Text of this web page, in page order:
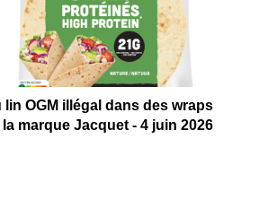
lin OGM illégal dans des wraps
la marque Jacquet - 4 juin 2026